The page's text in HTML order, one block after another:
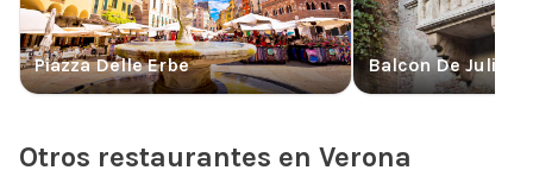
Piazza Delle Erbe Balcon De Julieta
Otros restaurantes en Verona